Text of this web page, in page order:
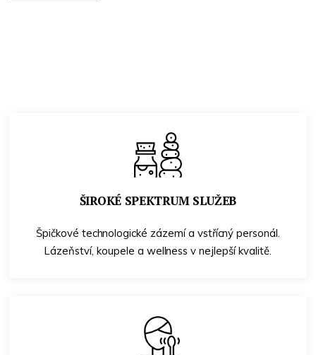
ŠIROKÉ SPEKTRUM SLUŽEB
Špičkové technologické zázemí a vstřícný personál.
Lázeňství, koupele a wellness v nejlepší kvalitě.